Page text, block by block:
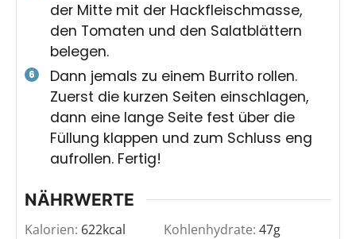
der Mitte mit der Hackfleischmasse,
den Tomaten und den Salatblättern
belegen.
Dann jemals zu einem Burrito rollen.
Zuerst die kurzen Seiten einschlagen,
dann eine lange Seite fest über die
Füllung klappen und zum Schluss eng
aufrollen. Fertig!
NÄHRWERTE
Kalorien: 622kcal Kohlenhydrate: 47g